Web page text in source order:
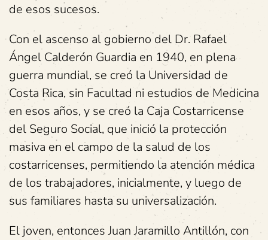
de esos sucesos.
Con el ascenso al gobierno del Dr. Rafael
Ángel Calderón Guardia en 1940, en plena
guerra mundial, se creó la Universidad de
Costa Rica, sin Facultad ni estudios de Medicina
en esos años, y se creó la Caja Costarricense
del Seguro Social, que inició la protección
masiva en el campo de la salud de los
costarricenses, permitiendo la atención médica
de los trabajadores, inicialmente, y luego de
sus familiares hasta su universalización.
El joven, entonces Juan Jaramillo Antillón, con